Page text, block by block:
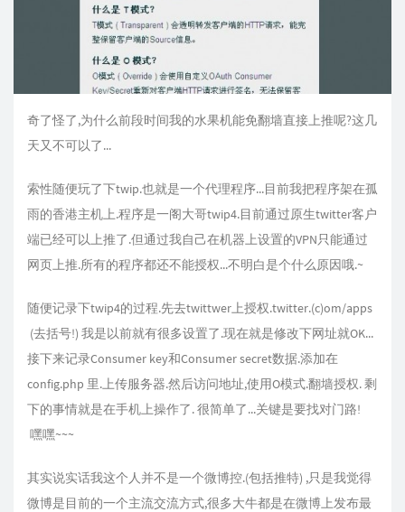
奇了怪了,为什么前段时间我的水果机能免翻墙直接上推呢?这几
天又不可以了...
索性随便玩了下twip.也就是一个代理程序...目前我把程序架在孤
雨的香港主机上.程序是一阁大哥twip4.目前通过原生twitter客户
端已经可以上推了.但通过我自己在机器上设置的VPN只能通过
网页上推.所有的程序都还不能授权...不明白是个什么原因哦.~
随便记录下twip4的过程.先去twittwer上授权.twitter.(c)om/apps
(去括号!) 我是以前就有很多设置了.现在就是修改下网址就OK...
接下来记录Consumer key和Consumer secret数据.添加在
config.php 里.上传服务器.然后访问地址,使用O模式.翻墙授权. 剩
下的事情就是在手机上操作了. 很简单了...关键是要找对门路!
嘿嘿~~~
其实说实话我这个人并不是一个微博控.(包括推特) ,只是我觉得
微博是目前的一个主流交流方式,很多大牛都是在微博上发布最